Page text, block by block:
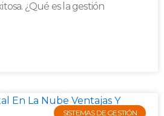
¿Qué es la gestión
SISTEMAS DE GESTIÓN